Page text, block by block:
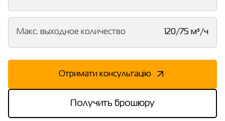
Макс. выходное количество 120/75 м³/ч
Отримати консультацію
Получить брошюру